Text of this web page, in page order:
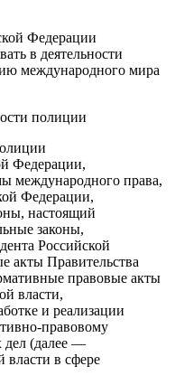
Федерации
в деятельности
международного мира
полиции
Федерации,
международного права,
Федерации,
настоящий
законы,
а Российской
акты Правительства
правовые акты
власти,
и реализации
правовому
дел (далее —
власти в сфере